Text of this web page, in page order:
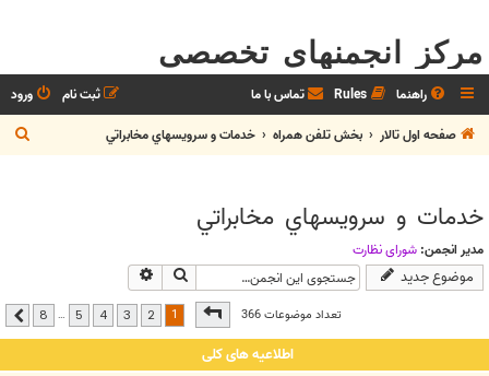
مرکز انجمنهای تخصصی
راهنما Rules تماس با ما ورود
ثبت نام
صفحه اول تالار
بخش تلفن همراه خدمات و سرويسهاي مخابراتي
ج
س
خدمات و سرويسهاي مخابراتي
مدیر انجمن: شوراي نظارت
موضوع جدید جستجو
تعداد موضوعات 366صفحه از8
2
3
4
5
…
8 بعدی
اطلاعیه های کلی